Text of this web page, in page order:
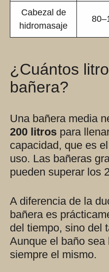
Cabezal de
hidromasaje
¿Cuántos
bañera?
Una bañera media
200 litros para
capacidad, que es
uso. Las bañeras
pueden superar los
A diferencia de la
bañera es
del tiempo, sino del
Aunque el baño
siempre el mismo.